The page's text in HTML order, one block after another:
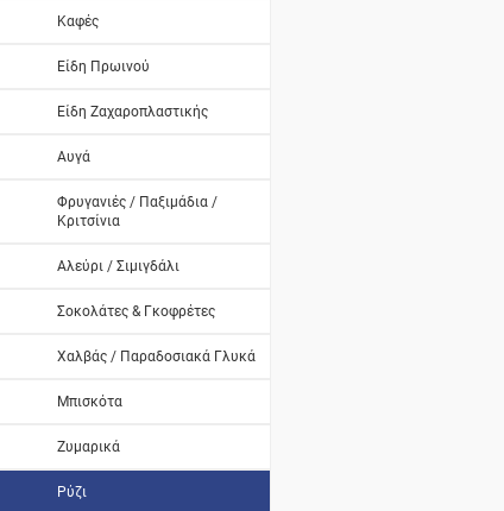
Καφές
Είδη Πρωινού
Είδη Ζαχαροπλαστικής
Αυγά
Φρυγανιές / Παξιμάδια /
Κριτσίνια
Αλεύρι / Σιμιγδάλι
Σοκολάτες & Γκοφρέτες
Χαλβάς / Παραδοσιακά Γλυκά
Μπισκότα
Ζυμαρικά
Ρύζι